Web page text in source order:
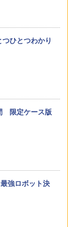
化するという
全攻略図鑑
葉
ト】くもん出
くもんの日本
産すごろく付き
ひとつわかり
限定ケース版
強ロボット決